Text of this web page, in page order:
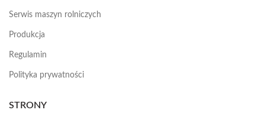
Serwis maszyn rolniczych
Produkcja
Regulamin
Polityka prywatności
STRONY